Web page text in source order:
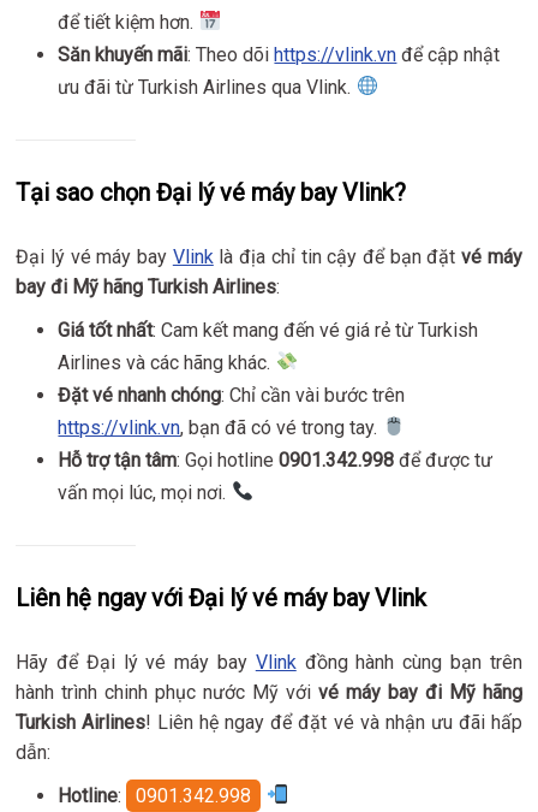
để tiết kiệm hơn.
Săn khuyến mãi: Theo dõihttps://vlink.vn để cập nhật
ưu đãi từ Turkish Airlines qua Vlink.
Tại sao chọn Đại lý vé máy bay Vlink?
Đại lý vé máy bay Vlinklà địa chỉ tin cậy để bạn đặt vé máy
bay đi Mỹ hãng Turkish Airlines:
Giá tốt nhất: Cam kết mang đến vé giá rẻ từ Turkish
Airlines và các hãng khác.
Đặt vé nhanh chóng: Chỉ cần vài bước trên
https://vlink.vn, bạn đã có vé trong tay.
Hỗ trợ tận tâm: Gọi hotline0901.342.998 để được tư
vấn mọi lúc, mọi nơi.
Liên hệ ngay với Đại lý vé máy bay Vlink
Hãy để Đại lý vé máy bay Vlinkđồng hành cùng bạn trên
hành trình chinh phục nước Mỹ với vé máy bay đi Mỹ hãng
Turkish Airlines! Liên hệ ngay để đặt vé và nhận ưu đãi hấp
dẫn:
Hotline:
0901.342.998